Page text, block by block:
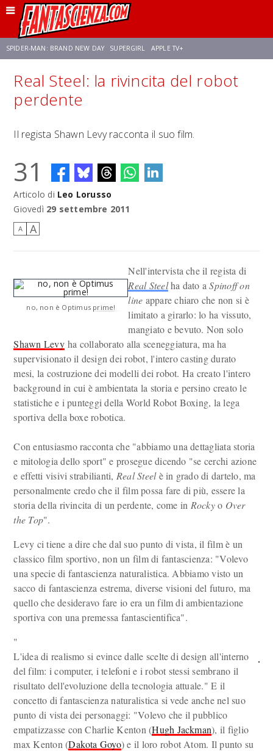
SPIDER-MAN: BRAND NEW DAY SUPERGIRL APPLE TV+
FRANCO RICCIARDIELLO ZENDAYA STAR TREK AVENGERS: DOOMSDAY
Real Steel: la rivincita del robot
perdente
Il regista Shawn Levy racconta il suo film.
31
Articolo di Leo Lorusso
Giovedì 29 settembre 2011
A A
no, non è Optimus prime!
Nell'intervista che il regista di
Real Steelha dato aSpinoff on
line appare chiaro che non si è
limitato a girarlo: lo ha vissuto,
mangiato e bevuto. Non solo
Shawn Levyha collaborato alla sceneggiatura, ma ha
supervisionato il design dei robot, l'intero casting durato
mesi, la costruzione dei modelli dei robot. Ha creato l'intero
background in cui è ambientata la storia e persino creato le
statistiche e i punteggi della World Robot Boxing, la lega
sportiva della boxe robotica.
Con entusiasmo racconta che "abbiamo una dettagliata storia
e mitologia dello sport" e prosegue dicendo "se cerchi azione
e effetti visivi strabilianti, Real Steelè in grado di dartelo, ma
personalmente credo che il film possa fare di più, essere la
storia della rivincita di un perdente, come in Rockyo Over
the Top".
Levy ci tiene a dire che dal suo punto di vista, il film è un
classico film sportivo, non un film di fantascienza: "Volevo
una specie di fantascienza naturalistica. Abbiamo visto un
sacco di fantascienza estrema, diverse visioni del futuro, ma
quello che desideravo fare io era un film di ambientazione
sportiva con una premessa fantascientifica".
"
L'idea di realismo si evince dalle scelte di design all'interno
del film: i computer, i telefoni e i robot stessi sembrano il
risultato dell'evoluzione della tecnologia attuale." E il
concetto di fantascienza naturalistica si vede anche nel suo
punto di vista dei personaggi: "Volevo che il pubblico
empatizzasse con Charlie Kenton (Hugh Jackman), il figlio
max Kenton (Dakota Goyo) e il loro robot Atom. Il punto su